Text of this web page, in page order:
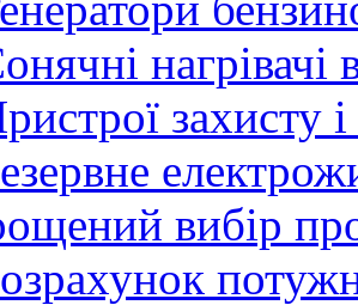
нагрівачі
захисту і
вибір